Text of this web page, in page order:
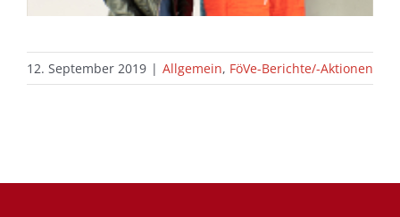
12. September 2019 | Allgemein, FöVe-Berichte/-Aktionen